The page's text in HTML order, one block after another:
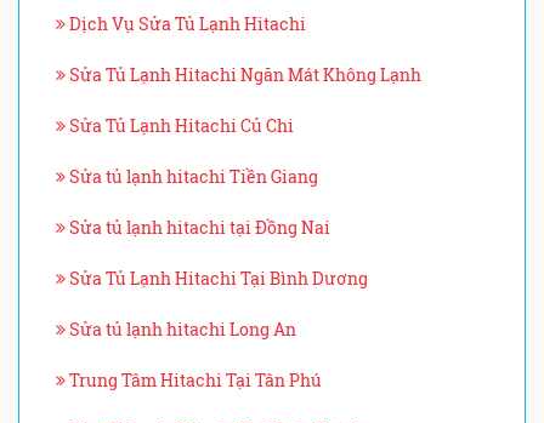
Dịch Vụ Sửa Tủ Lạnh Hitachi
Sửa Tủ Lạnh Hitachi Ngăn Mát Không Lạnh
Sửa Tủ Lạnh Hitachi Củ Chi
Sửa tủ lạnh hitachi Tiền Giang
Sửa tủ lạnh hitachi tại Đồng Nai
Sửa Tủ Lạnh Hitachi Tại Bình Dương
Sửa tủ lạnh hitachi Long An
Trung Tâm Hitachi Tại Tân Phú